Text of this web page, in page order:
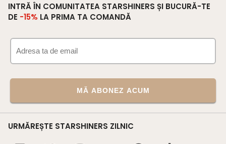
INTRĂ ÎN COMUNITATEA STARSHINERS ȘI BUCURĂ-TE
DE -15% LA PRIMA TA COMANDĂ
MĂ ABONEZ ACUM
URMĂREȘTE STARSHINERS ZILNIC